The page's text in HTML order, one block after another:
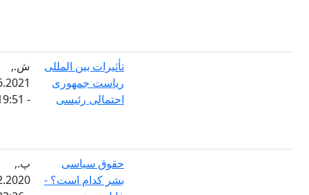
تأثیرات بین المللی
ریاست جمهوری
احتمالی رئیسی
ش.,
05.06.2021
- 19:51
حقوق سیاسی
بشر کدام است؟ -
03.12.2020